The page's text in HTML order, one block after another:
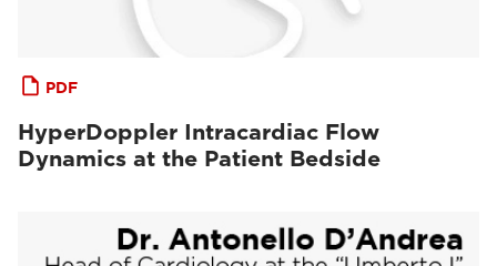
PDF
HyperDoppler Intracardiac Flow
Dynamics at the Patient Bedside